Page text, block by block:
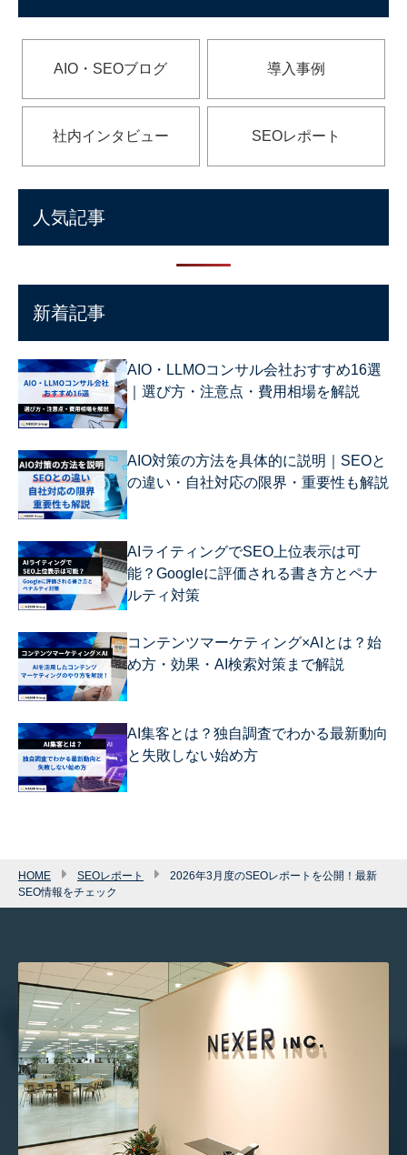
AIO・SEOブログ 導入事例
社内インタビュー SEOレポート
人気記事
新着記事
AIO・LLMOコンサル会社おすすめ16選
｜選び方・注意点・費用相場を解説
AIO対策の方法を具体的に説明｜SEOと
の違い・自社対応の限界・重要性も解説
AIライティングでSEO上位表示は可
能？Googleに評価される書き方とペナ
ルティ対策
コンテンツマーケティング×AIとは？始
め方・効果・AI検索対策まで解説
AI集客とは？独自調査でわかる最新動向
と失敗しない始め方
HOME SEOレポート
2026年3月度のSEOレポートを公開！最新
SEO情報をチェック